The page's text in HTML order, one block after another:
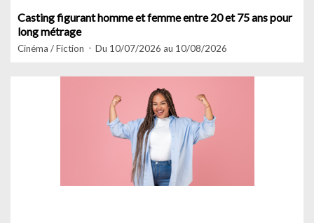
Casting figurant homme et femme entre 20 et 75 ans pour
long métrage
Cinéma / Fiction Du 10/07/2026 au 10/08/2026